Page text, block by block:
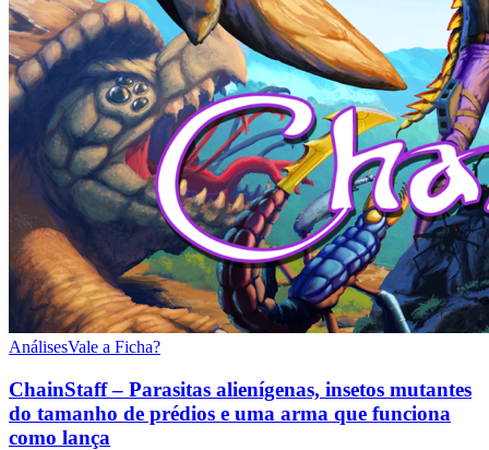
AnálisesVale a Ficha?
ChainStaff – Parasitas alienígenas, insetos mutantes
do tamanho de prédios e uma arma que funciona
como lança